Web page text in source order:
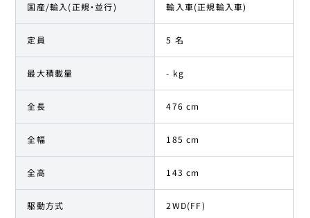
国産/輸入(正規・並行) 輸入車(正規輸入車)
定員 5 名
最大積載量 - kg
全長 476 cm
全幅 185 cm
全高 143 cm
駆動方式 2WD(FF)